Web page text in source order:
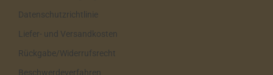
Datenschutzrichtlinie
Liefer- und Versandkosten
Rückgabe/Widerrufsrecht
Beschwerdeverfahren